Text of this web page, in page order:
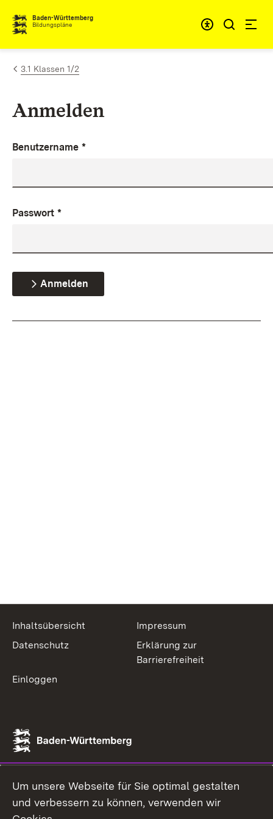
Zum Inhalt springen
Baden-Württemberg
Bildungspläne
3.1 Klassen 1/2
Anmelden
Benutzername *
Passwort *
Anmelden
Inhaltsübersicht
Impressum
Datenschutz
Erklärung zur
Barrierefreiheit
Einloggen
Um unsere Webseite für Sie optimal gestalten
und verbessern zu können, verwenden wir